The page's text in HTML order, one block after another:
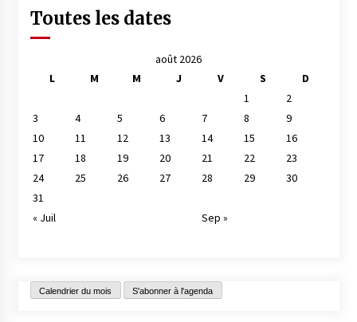
Toutes les dates
août 2026
L
M M J V S
D
1
2
3
4 5 6 7 8
9
10
11 12 13 14 15
16
17
18 19 20 21 22
23
24
25 26 27 28 29
30
31
« Juil
Sep »
Calendrier du mois S'abonner à l'agenda